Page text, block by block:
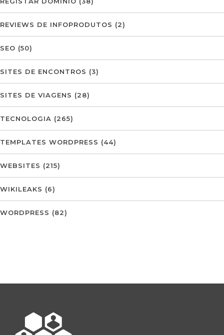
REVIEWS DE INFOPRODUTOS (2)
SEO (50)
SITES DE ENCONTROS (3)
SITES DE VIAGENS (28)
TECNOLOGIA (265)
TEMPLATES WORDPRESS (44)
WEBSITES (215)
WIKILEAKS (6)
WORDPRESS (82)